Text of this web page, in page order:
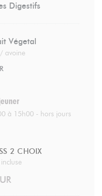
Digestifs
Végetal
avoine
à 15h00 - hors jours
2 CHOIX